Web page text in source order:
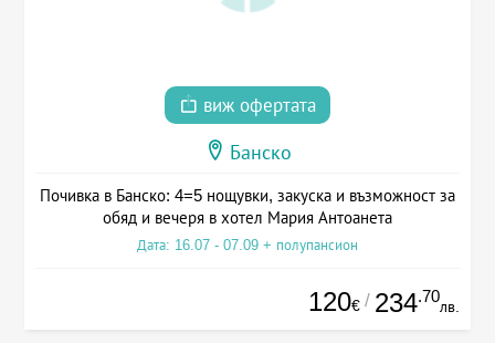
виж офертата
Банско
Почивка в Банско: 4=5 нощувки, закуска и възможност за
обяд и вечеря в хотел Мария Антоанета
Дата: 16.07 - 07.09 + полупансион
120€ / 234.70
лв.